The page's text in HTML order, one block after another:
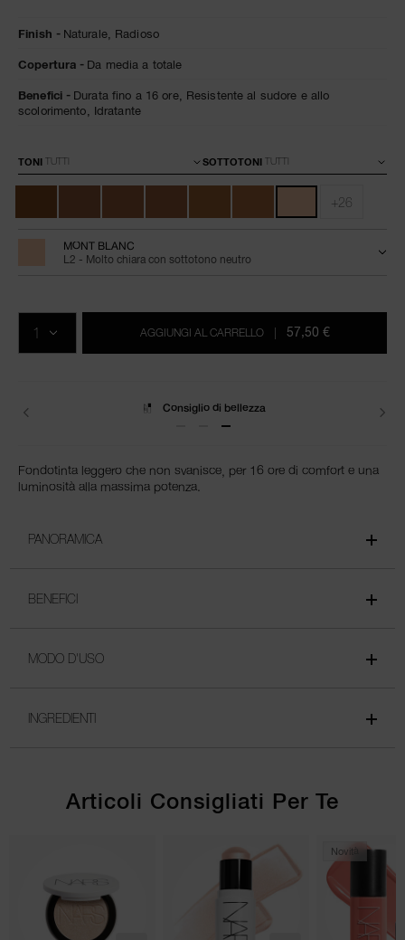
natural-
longwear-
blanc/0607845066019.html
n.
Finish Naturale, Radioso
Copertura Da media a totale
Benefici Durata fino a 16 ore, Resistente al sudore e allo
scolorimento, Idratante
Varianti
TONI SOTTOTONI
+26
MONT BLANC
L2 - Molto chiara con sottotono neutro
al
carrello
prodotto
QTÀ.
AGGIUNGI AL CARRELLO 57,50 €
Spedizione
Fondotinta leggero che non svanisce, per 16 ore di comfort e una
luminosità alla massima potenza.
PANORAMICA
BENEFICI
MODO D'USO
INGREDIENTI
Articoli Consigliati Per Te
Novità